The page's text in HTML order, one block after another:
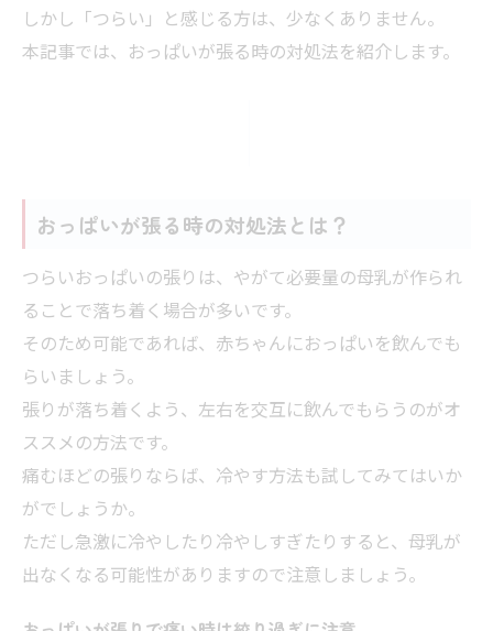
しかし「つらい」と感じる方は、少なくありません。
本記事では、おっぱいが張る時の対処法を紹介します。
おっぱいが張る時の対処法とは？
つらいおっぱいの張りは、やがて必要量の母乳が作られ
ることで落ち着く場合が多いです。
そのため可能であれば、赤ちゃんにおっぱいを飲んでも
らいましょう。
張りが落ち着くよう、左右を交互に飲んでもらうのがオ
ススメの方法です。
痛むほどの張りならば、冷やす方法も試してみてはいか
がでしょうか。
ただし急激に冷やしたり冷やしすぎたりすると、母乳が
出なくなる可能性がありますので注意しましょう。